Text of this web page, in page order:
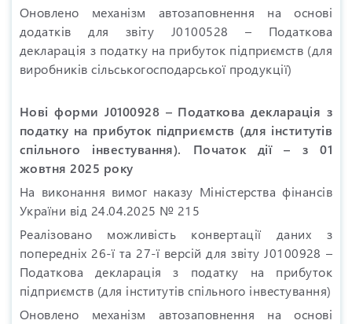
Оновлено механізм автозаповнення на основі
додатків для звіту J0100528 – Податкова
декларація з податку на прибуток підприємств (для
виробників сільськогосподарської продукції)
Нові форми J0100928 – Податкова декларація з
податку на прибуток підприємств (для інститутів
спільного інвестування). Початок дії – з 01
жовтня 2025 року
На виконання вимог наказу Міністерства фінансів
України від 24.04.2025 № 215
Реалізовано можливість конвертації даних з
попередніх 26-ї та 27-ї версій для звіту J0100928 –
Податкова декларація з податку на прибуток
підприємств (для інститутів спільного інвестування)
Оновлено механізм автозаповнення на основі